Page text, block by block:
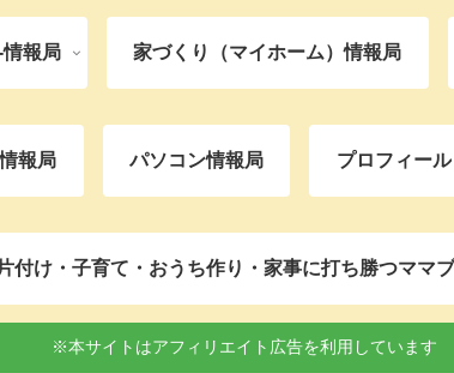
報局 家づくり（マイホーム）情報局
報局 パソコン情報局 プロフィール
付け・子育て・おうち作り・家事に打ち勝つママブ
※本サイトはアフィリエイト広告を利用しています